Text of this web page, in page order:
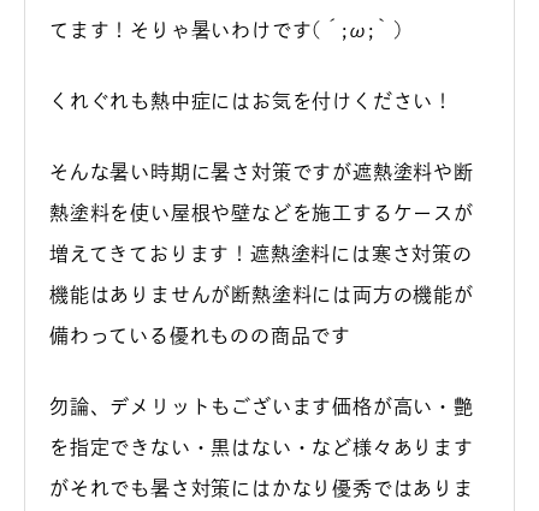
てます！そりゃ暑いわけです(´;ω;｀)
くれぐれも熱中症にはお気を付けください！
そんな暑い時期に暑さ対策ですが遮熱塗料や断
熱塗料を使い屋根や壁などを施工するケースが
増えてきております！遮熱塗料には寒さ対策の
機能はありませんが断熱塗料には両方の機能が
備わっている優れものの商品です
勿論、デメリットもございます価格が高い・艶
を指定できない・黒はない・など様々あります
がそれでも暑さ対策にはかなり優秀ではありま